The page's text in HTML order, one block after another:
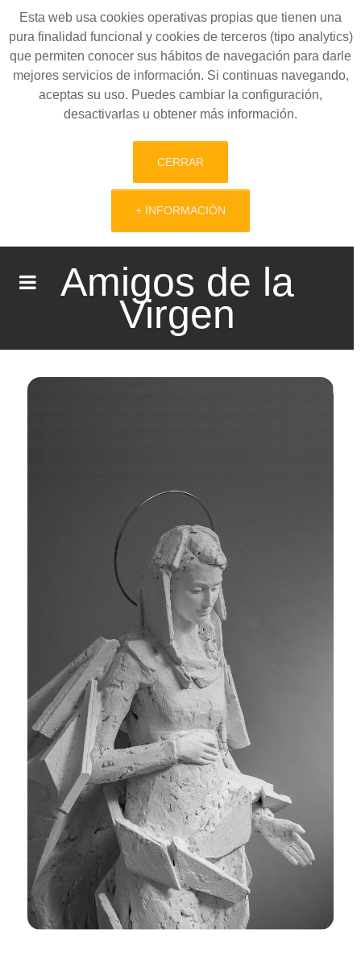
Esta web usa cookies operativas propias que tienen una
pura finalidad funcional y cookies de terceros (tipo analytics)
que permiten conocer sus hábitos de navegación para darle
mejores servicios de información. Si continuas navegando,
aceptas su uso. Puedes cambiar la configuración,
desactivarlas u obtener más información.
CERRAR
+ INFORMACIÓN
Amigos de la
Virgen